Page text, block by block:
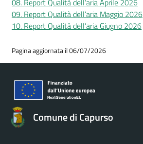
08. Report Qualità dell’aria Aprile 2026
09. Report Qualità dell’aria Maggio 2026
10. Report Qualità dell’aria Giugno 2026
Pagina aggiornata il 06/07/2026
Comune di Capurso